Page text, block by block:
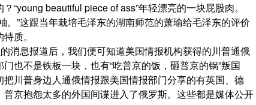
“young beautiful piece of ass”年轻漂亮的一块屁股肉。
。”这跟当年栽培毛泽东的湖南师范的萧瑜给毛泽东的评价
质。
消息报道后，我们便可知道美国情报机构获得的川普通俄
也不是铁板一块，也有“吃普京的饭，砸普京的锅”叛国
川普身边人通俄情报跟美国情报部门分享的有英国、德
京抱怨太多的外国间谍进入了俄罗斯。这些都是媒体公开